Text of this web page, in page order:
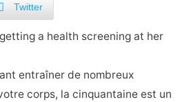
Twitter
entraîner de nombreux
corps, la cinquantaine est un